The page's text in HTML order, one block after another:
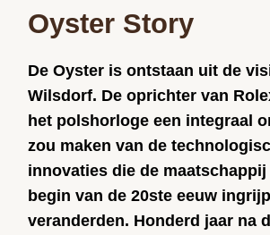
Oyster Story
De Oyster is ontstaan uit de
Wilsdorf. De oprichter van
het polshorloge een integraal
zou maken van de
innovaties die de maatschappij
begin van de 20ste eeuw
veranderden. Honderd jaar na